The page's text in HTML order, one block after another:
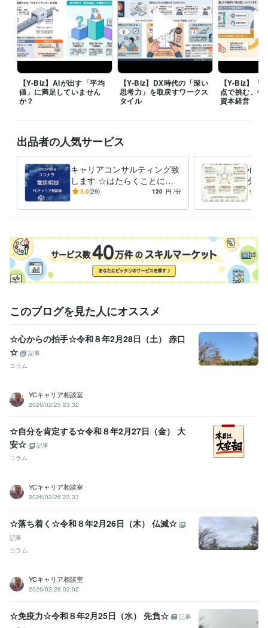
研究・開発・設計 / 電気・電子制御設計 経験年数 : 5年
職歴
株式会社ナムコ 1980年6月 ~ 1985年2月 1985年3月 ~ 1988年2月
1988年3月 ~ 1990年2月 1990年3月 ~ 1991年2月 1991年3月 ~ 2
005年2月 2005年3月 ~ 2008年2月
株式会社バンダイナムコホールディングス 2008年3月 ~ 2014年2月
ワイ・キャリアサポーターズ 2014年3月 ~ 現在
資格・検定
キャリアコンサルタント
年
昇降機検査資格者
プログラミング言語・フレームワーク
C:5年 C++:5年 HTML:20年Java:10年 JavaScript:10年
PHP:5年
PL/SQL:3年SQL:3年
ビジネス・クリエイティブツール
Google スプレッドシート:5年
Google ドキュメント:5年Numbers:10年Pages:10年
PowerPoint:10年
Word:10年STORES:1年弥生会計:1年
Google Analytics:5年Microsoft Project:4年ChatGPT:2年Bard:1年
その他ツール
ジョブカード:7年
悩み相談・カウンセリング
キャリアカウンセリング・コンサルティ
ング
学歴
日本工業大学 1976年3月 ~ 1980年2月
【Y-Biz】AIが出す「平均
値」に満足していません
か？
【Y-Biz】DX時代の「深い
思考力」を取戻すワークス
タイル
【Y-Biz】「
点で挑む、中
資本経営
出品者の人気サービス
キャリアコンサルティング致
します ☆はたらくことにつ
いての相談相手☆
5.0(29) 120 円 /分
心の
分を
変え
このブログを見た人にオススメ
☆心からの拍手☆令和８年2月28日（土） 赤口
☆
記事
コラム
YCキャリア相談室
2026/02/25 23:32
☆自分を肯定する☆令和８年2月27日（金） 大
安☆
記事
コラム
YCキャリア相談室
2026/02/26 23:33
☆落ち着く☆令和８年2月26日（木） 仏滅☆
記事
コラム
YCキャリア相談室
2026/02/26 02:02
☆免疫力☆令和８年2月25日（水） 先負☆
記事